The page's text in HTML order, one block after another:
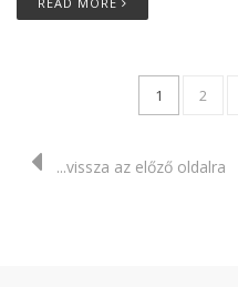
1 2
...vissza az előző oldalra